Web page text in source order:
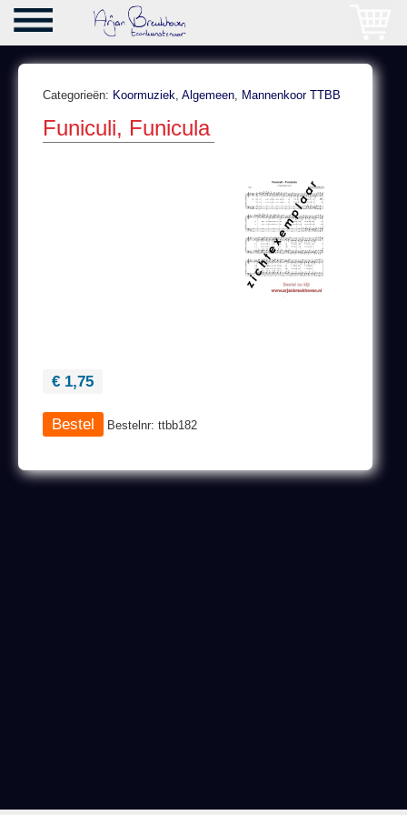
Categorieën: Koormuziek, Algemeen, Mannenkoor TTBB
Funiculi, Funicula
€ 1,75
Bestelnr: ttbb182